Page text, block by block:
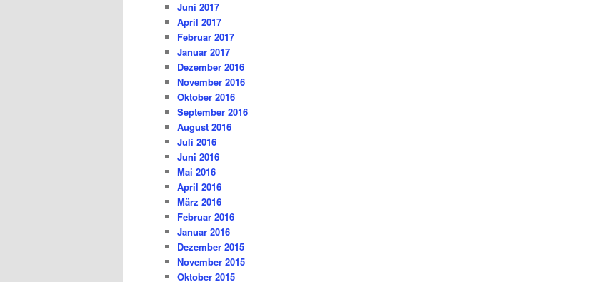
Juni 2017
April 2017
Februar 2017
Januar 2017
Dezember 2016
November 2016
Oktober 2016
September 2016
August 2016
Juli 2016
Juni 2016
Mai 2016
April 2016
März 2016
Februar 2016
Januar 2016
Dezember 2015
November 2015
Oktober 2015